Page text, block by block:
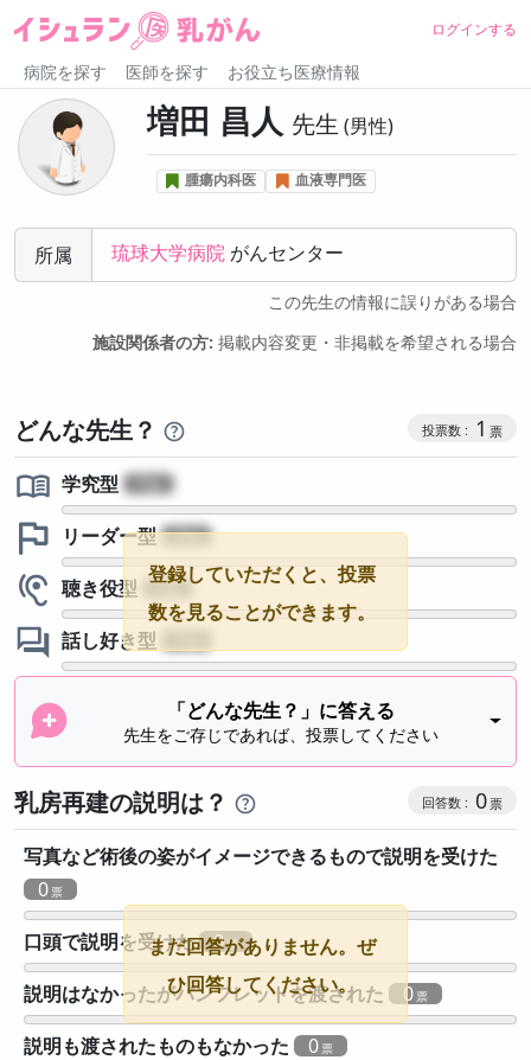
ログインする
病院を探す 医師を探す お役立ち医療情報
増田 昌人 先生 男性
腫瘍内科医 血液専門医
所属 琉球大学病院 がんセンター
この先生の情報に誤りがある場合
施設関係者の方: 掲載内容変更・非掲載を希望される場合
どんな先生？ コミュニ
1
学究型
?
リーダー型
?
聴き役型
?
話し好き型
「どんな先生？」に答える
先生をご存じであれば、投票してください
登録していただくと、投票
数を見ることができます。
乳房再建の説明は？ 0
写真など術後の姿がイメージできるもので説明を受けた
0
口頭で説明を受けた
0
説明はなかったがパンフレットを渡された
0
説明も渡されたものもなかった
0
まだ回答がありません。ぜ
ひ回答してください。